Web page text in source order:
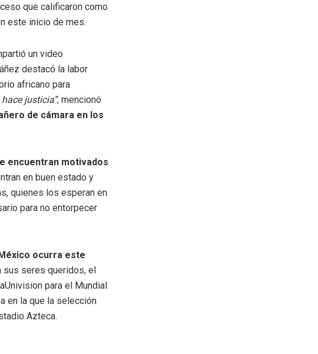
que calificaron como
este inicio de mes.
un video
destacó la labor
africano para
justicia”, mencionó
de cámara en los
encuentran motivados
en buen estado y
quienes los esperan en
para no entorpecer
ocurra este
sus seres queridos, el
para el Mundial
en la que la selección
Azteca.